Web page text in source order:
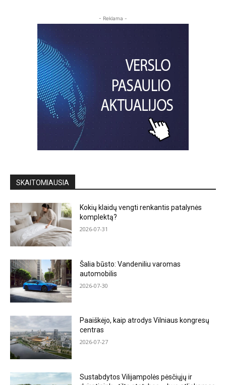
- Reklama -
SKAITOMIAUSIA
Kokių klaidų vengti renkantis patalynės
komplektą?
2026-07-31
Šalia būsto: Vandeniliu varomas
automobilis
2026-07-30
Paaiškėjo, kaip atrodys Vilniaus kongresų
centras
2026-07-27
Sustabdytos Vilijampolės pėsčiųjų ir